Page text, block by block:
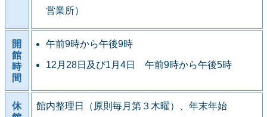
営業所）
開
館
時
間
午前9時から午後9時
12月28日及び1月4日 午前9時から午後5時
休
館内整理日（原則毎月第３木曜）、年末年始